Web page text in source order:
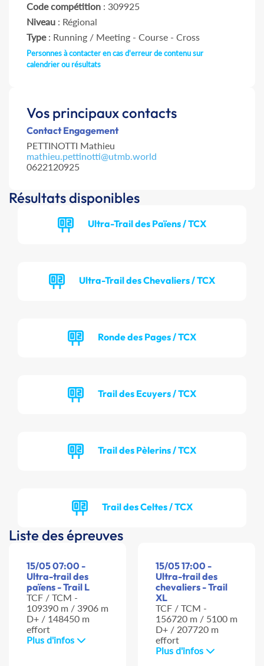
Code compétition : 309925
Niveau : Régional
Type: Running / Meeting - Course - Cross
Personnes à contacter en cas d'erreur de contenu sur
calendrier ou résultats
Vos principaux contacts
Contact Engagement
PETTINOTTI Mathieu
mathieu.pettinotti@utmb.world
0622120925
Résultats disponibles
Ultra-Trail des Païens / TCX
Ultra-Trail des Chevaliers / TCX
Ronde des Pages / TCX
Trail des Ecuyers / TCX
Trail des Pèlerins / TCX
Trail des Celtes / TCX
Liste des épreuves
15/05 07:00 -
Ultra-trail des
païens - Trail L
TCF / TCM -
109390 m / 3906 m
D+ / 148450 m
effort
Plus d'infos
15/05 17:00 -
Ultra-trail des
chevaliers - Trail
XL
TCF / TCM -
156720 m / 5100 m
D+ / 207720 m
effort
Plus d'infos